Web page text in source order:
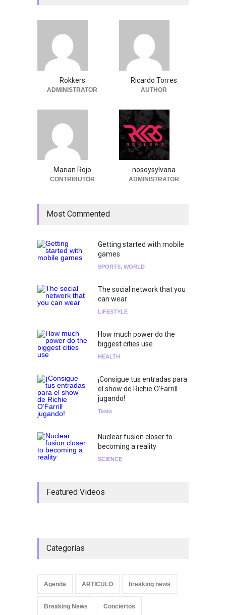
Rokkers
ADMINISTRATOR
Ricardo Torres
AUTHOR
Marian Rojo
CONTRIBUTOR
nosoysylvana
ADMINISTRATOR
Most Commented
Getting started with mobile
games
SPORTS, WORLD
The social network that you
can wear
LIFESTYLE
How much power do the
biggest cities use
HEALTH
¡Consigue tus entradas para
el show de Richie O'Farrill
jugando!
Tests
Nuclear fusion closer to
becoming a reality
SCIENCE
Featured Videos
Categorías
Agenda ARTICULO breaking news
Breaking News Conciertos